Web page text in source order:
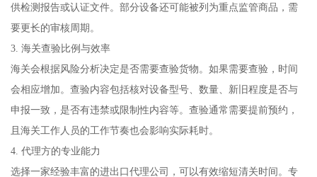
供检测报告或认证文件。部分设备还可能被列为重点监管商品，需
要更长的审核周期。
3. 海关查验比例与效率
海关会根据风险分析决定是否需要查验货物。如果需要查验，时间
会相应增加。查验内容包括核对设备型号、数量、新旧程度是否与
申报一致，是否有违禁或限制性内容等。查验通常需要提前预约，
且海关工作人员的工作节奏也会影响实际耗时。
4. 代理方的专业能力
选择一家经验丰富的进出口代理公司，可以有效缩短清关时间。专